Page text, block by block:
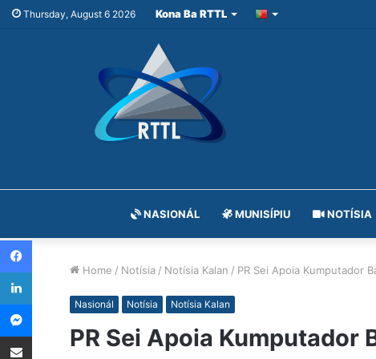
Thursday, August 6 2026 Kona Ba RTTL
NASIONÁL MUNISÍPIU NOTÍSIA
Home / Notísia / Notísia Kalan / PR Sei Apoia Kumputador
Nasionál Notísia Notísia Kalan
PR Sei Apoia Kumputador
Facebook
LinkedIn
Messenger